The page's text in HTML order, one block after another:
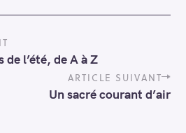
de l’été, de A à Z
ARTICLE SUIVANT
Un sacré courant d’air